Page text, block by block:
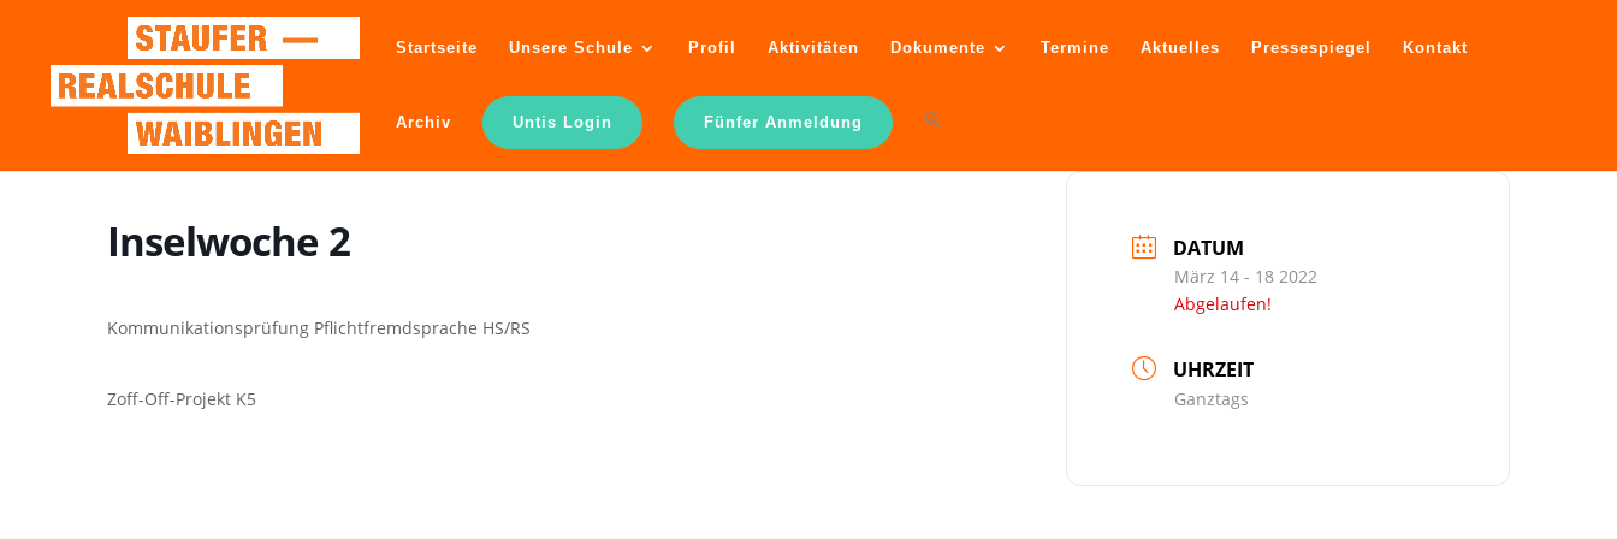
Startseite Unsere Schule Profil Aktivitäten Dokumente Termine Aktuelles Pressespiegel Kontakt
Archiv Untis Login Fünfer Anmeldung
Inselwoche 2
Kommunikationsprüfung Pflichtfremdsprache HS/RS
Zoff-Off-Projekt K5
DATUM
März 14 - 18 2022
Abgelaufen!
UHRZEIT
Ganztags